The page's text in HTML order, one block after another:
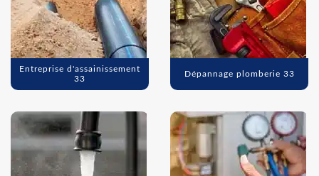
Entreprise d'assainissement
33
Dépannage plomberie 33